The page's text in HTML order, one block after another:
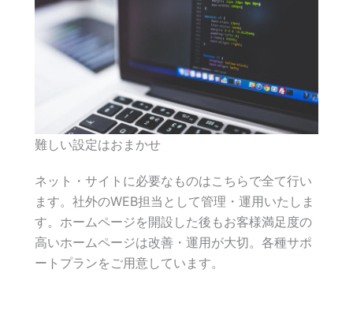
難しい設定はおまかせ
ネット・サイトに必要なものはこちらで全て行い
ます。社外のWEB担当として管理・運用いたしま
す。ホームページを開設した後もお客様満足度の
高いホームページは改善・運用が大切。各種サポ
ートプランをご用意しています。